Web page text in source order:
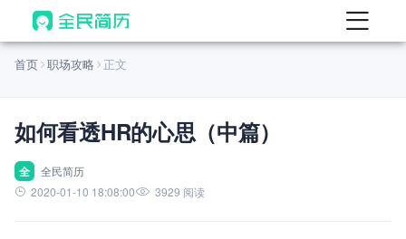
首页
AI 生成简历
AI 优化简历
AI 翻译简历
首页 职场攻略 正文
如何看透HR的心思（中篇）
全
全民简历
2020-01-10 18:08:00
3929 阅读